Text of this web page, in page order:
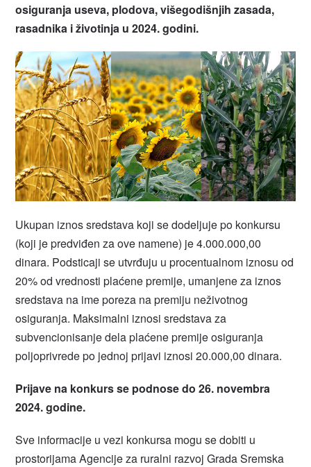
osiguranja useva, plodova, višegodišnjih zasada,
rasadnika i životinja u 2024. godini.
Ukupan iznos sredstava koji se dodeljuje po konkursu
(koji je predviđen za ove namene) je 4.000.000,00
dinara. Podsticaji se utvrđuju u procentualnom iznosu od
20% od vrednosti plaćene premije, umanjene za iznos
sredstava na ime poreza na premiju neživotnog
osiguranja. Maksimalni iznosi sredstava za
subvencionisanje dela plaćene premije osiguranja
poljoprivrede po jednoj prijavi iznosi 20.000,00 dinara.
Prijave na konkurs se podnose do 26. novembra
2024. godine.
Sve informacije u vezi konkursa mogu se dobiti u
prostorijama Agencije za ruralni razvoj Grada Sremska